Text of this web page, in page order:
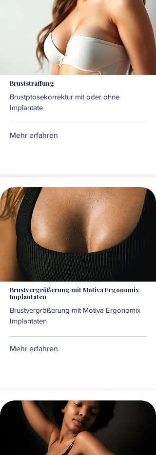
Bruststraffung
Brustptosekorrektur mit oder ohne
Implantate
Mehr erfahren
Brustvergrößerung mit Motiva Ergonomix
Implantaten
Brustvergrößerung mit Motiva Ergonomix
Implantaten
Mehr erfahren